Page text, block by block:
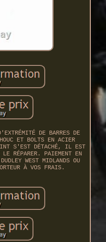
DE BARRES DE
ET BOLTS EN ACIER
S'EST DÉTACHÉ, IL EST
RÉPARER. PAIEMENT EN
WEST MIDLANDS OU
À VOS FRAIS.